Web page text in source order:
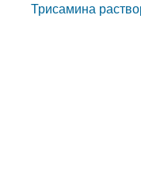
Трисамина